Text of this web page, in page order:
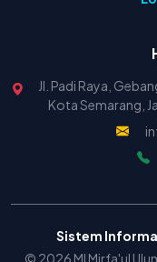
Jl. Padi Raya,
Kota Semarang,
Sistem
© 2026 MI Mirfa'ul